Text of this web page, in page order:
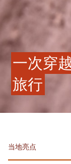
一次穿
旅行
当地亮点